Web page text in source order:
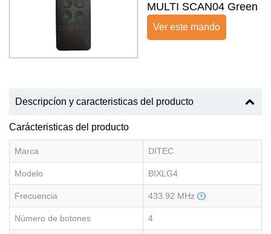
MULTI SCAN04 Green
Ver este mando
Descripcíon y caracteristicas del producto
Carácteristicas del producto
Marca DITEC
Modelo BIXLG4
Frecuencia 433.92 MHz
Número de botones 4